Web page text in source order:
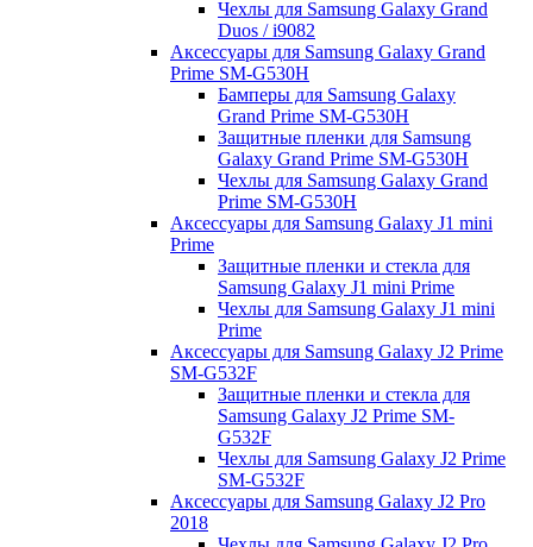
Чехлы для Samsung Galaxy Grand
Duos / i9082
Аксессуары для Samsung Galaxy Grand
Prime SM-G530H
Бамперы для Samsung Galaxy
Grand Prime SM-G530H
Защитные пленки для Samsung
Galaxy Grand Prime SM-G530H
Чехлы для Samsung Galaxy Grand
Prime SM-G530H
Аксессуары для Samsung Galaxy J1 mini
Prime
Защитные пленки и стекла для
Samsung Galaxy J1 mini Prime
Чехлы для Samsung Galaxy J1 mini
Prime
Аксессуары для Samsung Galaxy J2 Prime
SM-G532F
Защитные пленки и стекла для
Samsung Galaxy J2 Prime SM-
G532F
Чехлы для Samsung Galaxy J2 Prime
SM-G532F
Аксессуары для Samsung Galaxy J2 Pro
2018